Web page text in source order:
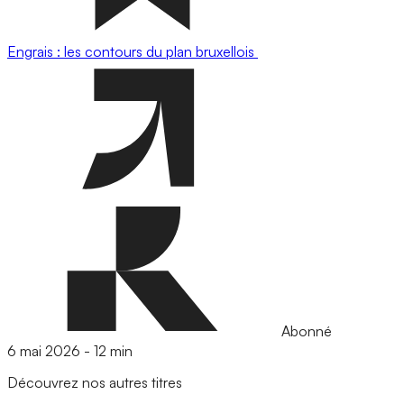
Engrais : les contours du plan bruxellois
Abonné
6 mai 2026 - 12 min
Découvrez nos autres titres